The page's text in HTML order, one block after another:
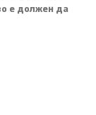
е должен да